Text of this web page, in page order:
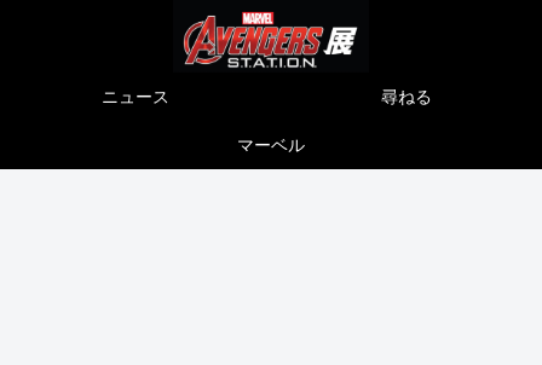
ニュース 尋ねる
マーベル